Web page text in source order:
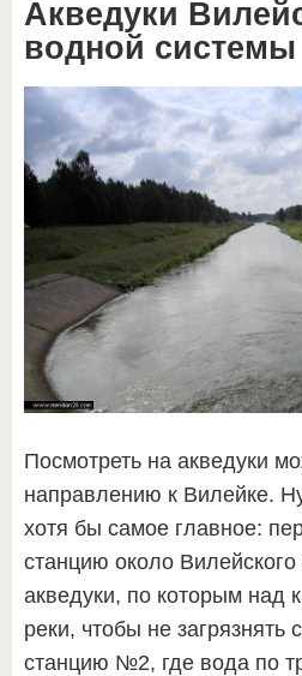
Акведуки
водной системы
Посмотреть на акведуки
направлению к Вилейке.
хотя бы самое главное:
станцию около
акведуки, по которым над
реки, чтобы не загрязнять
станцию №2, где вода по